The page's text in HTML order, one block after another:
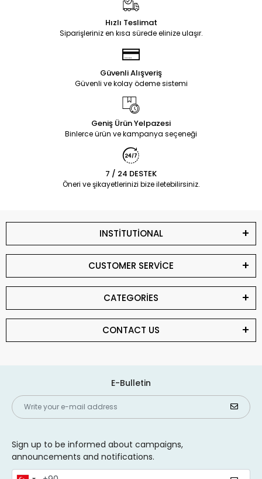
Hızlı Teslimat
Siparişleriniz en kısa sürede elinize ulaşır.
Güvenli Alışveriş
Güvenli ve kolay ödeme sistemi
Geniş Ürün Yelpazesi
Binlerce ürün ve kampanya seçeneği
7 / 24 DESTEK
Öneri ve şikayetlerinizi bize iletebilirsiniz.
INSTİTUTİONAL
CUSTOMER SERVİCE
CATEGORİES
CONTACT US
E-Bulletin
Sign up to be informed about campaigns,
announcements and notifications.